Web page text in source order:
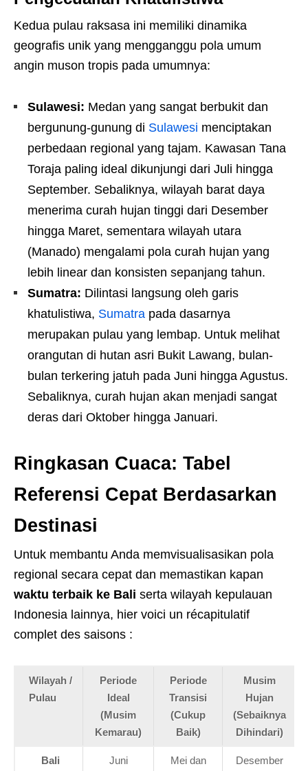
Kedua pulau raksasa ini memiliki dinamika
geografis unik yang mengganggu pola umum
angin muson tropis pada umumnya:
Sulawesi: Medan yang sangat berbukit dan
bergunung-gunung di Sulawesi menciptakan
perbedaan regional yang tajam. Kawasan Tana
Toraja paling ideal dikunjungi dari Juli hingga
September. Sebaliknya, wilayah barat daya
menerima curah hujan tinggi dari Desember
hingga Maret, sementara wilayah utara
(Manado) mengalami pola curah hujan yang
lebih linear dan konsisten sepanjang tahun.
Sumatra: Dilintasi langsung oleh garis
khatulistiwa, Sumatra pada dasarnya
merupakan pulau yang lembap. Untuk melihat
orangutan di hutan asri Bukit Lawang, bulan-
bulan terkering jatuh pada Juni hingga Agustus.
Sebaliknya, curah hujan akan menjadi sangat
deras dari Oktober hingga Januari.
Ringkasan Cuaca: Tabel
Referensi Cepat Berdasarkan
Destinasi
Untuk membantu Anda memvisualisasikan pola
regional secara cepat dan memastikan kapan
waktu terbaik ke Bali serta wilayah kepulauan
Indonesia lainnya, hier voici un récapitulatif
complet des saisons :
Wilayah /
Pulau
Periode
Ideal
(Musim
Kemarau)
Periode
Transisi
(Cukup
Baik)
Musim
Hujan
(Sebaiknya
Dihindari)
Bali
Juni
Mei dan
Desember